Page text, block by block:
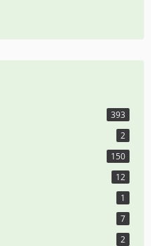
393
2
150
12
1
7
2